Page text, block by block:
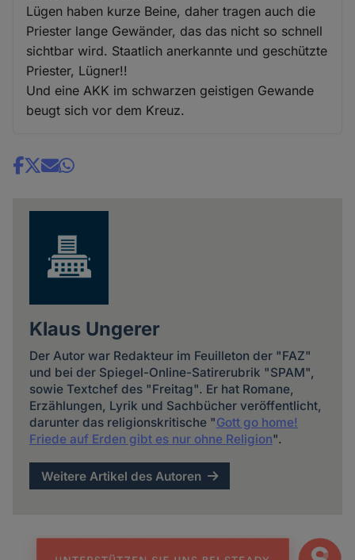
Lügen haben kurze Beine, daher tragen auch die
Priester lange Gewänder, das das nicht so schnell
sichtbar wird. Staatlich anerkannte und geschützte
Priester, Lügner!!
Und eine AKK im schwarzen geistigen Gewande
beugt sich vor dem Kreuz.
Share
Klaus Ungerer
Der Autor war Redakteur im Feuilleton der "FAZ"
und bei der Spiegel-Online-Satirerubrik "SPAM",
sowie Textchef des "Freitag". Er hat Romane,
Erzählungen, Lyrik und Sachbücher veröffentlicht,
darunter das religionskritische "Gott go home!
Friede auf Erden gibt es nur ohne Religion".
Weitere Artikel des Autoren